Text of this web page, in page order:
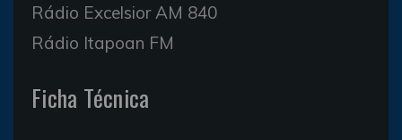
Rádio Excelsior AM 840
Rádio Itapoan FM
Ficha Técnica